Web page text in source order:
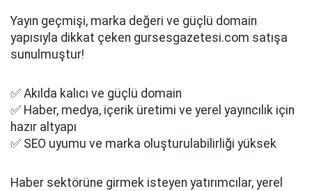
Yayın geçmişi, marka değeri ve güçlü domain
yapısıyla dikkat çeken gursesgazetesi.com satışa
sunulmuştur!
✅ Akılda kalıcı ve güçlü domain
✅ Haber, medya, içerik üretimi ve yerel yayıncılık için
hazır altyapı
✅ SEO uyumu ve marka oluşturulabilirliği yüksek
Haber sektörüne girmek isteyen yatırımcılar, yerel